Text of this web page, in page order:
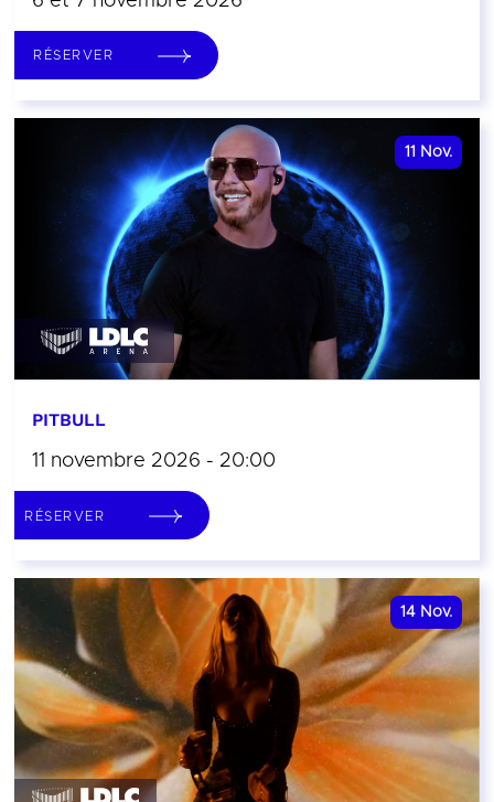
RÉSERVER
11 Nov.
PITBULL
11 novembre 2026 - 20:00
RÉSERVER
14 Nov.